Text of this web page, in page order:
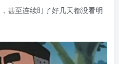
甚至连续盯了好几天都没看明